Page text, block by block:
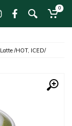
0
/HOT, ICED/